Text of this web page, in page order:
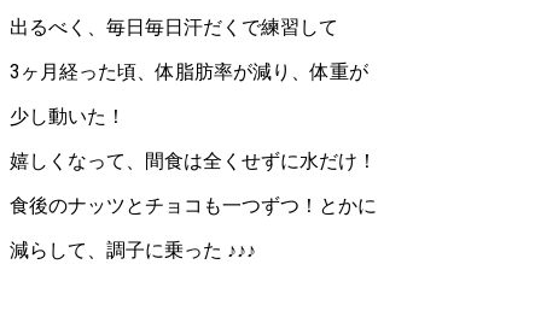
出るべく、毎日毎日汗だくで練習して
3ヶ月経った頃、体脂肪率が減り、体重が
少し動いた！
嬉しくなって、間食は全くせずに水だけ！
食後のナッツとチョコも一つずつ！とかに
減らして、調子に乗った ♪♪♪